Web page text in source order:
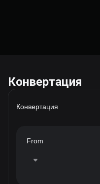
Конвертация
Конвертация
From